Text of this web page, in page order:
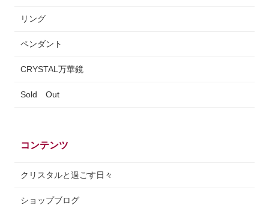
リング
ペンダント
CRYSTAL万華鏡
Sold Out
コンテンツ
クリスタルと過ごす日々
ショップブログ